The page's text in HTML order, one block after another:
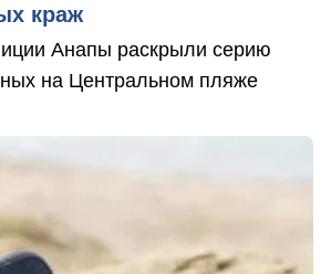
краж
Анапы раскрыли серию
на Центральном пляже